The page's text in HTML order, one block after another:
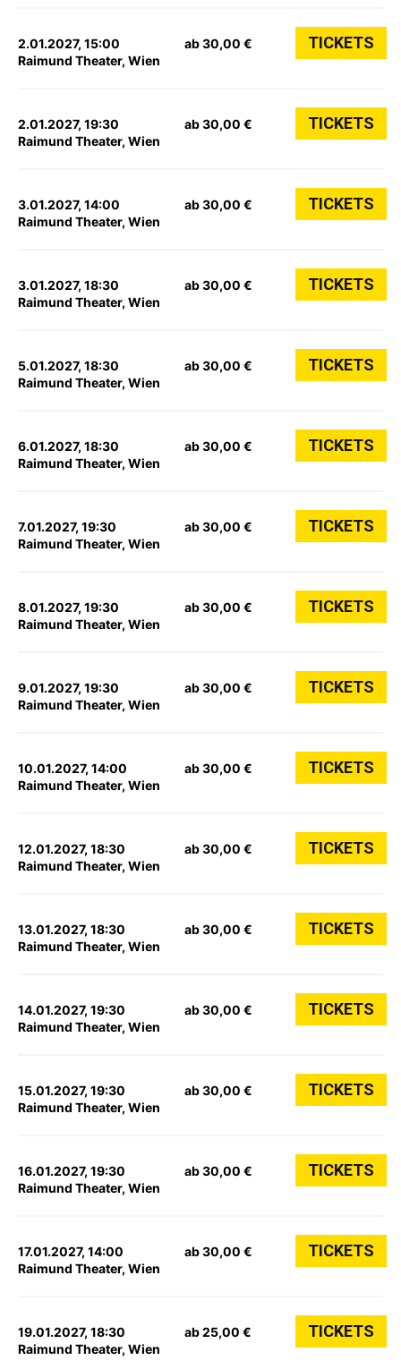
2.01.2027, 15:00
Raimund Theater, Wien
ab 30,00 € TICKETS
2.01.2027, 19:30
Raimund Theater, Wien
ab 30,00 € TICKETS
3.01.2027, 14:00
Raimund Theater, Wien
ab 30,00 € TICKETS
3.01.2027, 18:30
Raimund Theater, Wien
ab 30,00 € TICKETS
5.01.2027, 18:30
Raimund Theater, Wien
ab 30,00 € TICKETS
6.01.2027, 18:30
Raimund Theater, Wien
ab 30,00 € TICKETS
7.01.2027, 19:30
Raimund Theater, Wien
ab 30,00 € TICKETS
8.01.2027, 19:30
Raimund Theater, Wien
ab 30,00 € TICKETS
9.01.2027, 19:30
Raimund Theater, Wien
ab 30,00 € TICKETS
10.01.2027, 14:00
Raimund Theater, Wien
ab 30,00 € TICKETS
12.01.2027, 18:30
Raimund Theater, Wien
ab 30,00 € TICKETS
13.01.2027, 18:30
Raimund Theater, Wien
ab 30,00 € TICKETS
14.01.2027, 19:30
Raimund Theater, Wien
ab 30,00 € TICKETS
15.01.2027, 19:30
Raimund Theater, Wien
ab 30,00 € TICKETS
16.01.2027, 19:30
Raimund Theater, Wien
ab 30,00 € TICKETS
17.01.2027, 14:00
Raimund Theater, Wien
ab 30,00 € TICKETS
19.01.2027, 18:30
Raimund Theater, Wien
ab 25,00 € TICKETS